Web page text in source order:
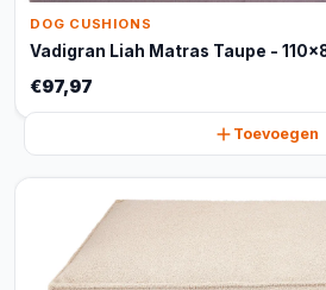
DOG CUSHIONS
Vadigran Liah Matras Taupe -
€97,97
Toevoegen